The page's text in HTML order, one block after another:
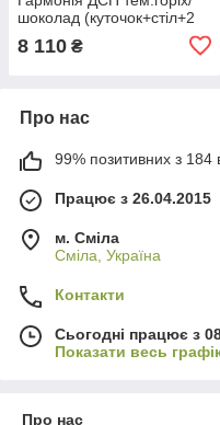
шоколад (куточок+стіл+2
8 110 ₴
Про нас
99% позитивних з 184
Працює з 26.04.2015
м. Сміла
Сміла, Україна
Контакти
Сьогодні працює з
Показати весь
Про нас